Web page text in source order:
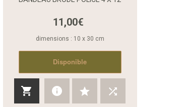
11,00€
dimensions : 10 x 30 cm
Disponible